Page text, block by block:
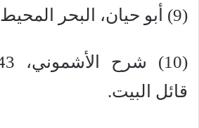
(9) أبو حيان، البحر المحيط، 7/258.
قائل البيت.